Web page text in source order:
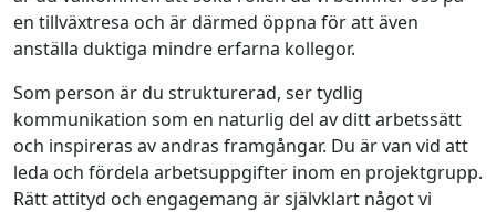
en tillväxtresa och är därmed öppna för att även
anställa duktiga mindre erfarna kollegor.
Som person är du strukturerad, ser tydlig
kommunikation som en naturlig del av ditt arbetssätt
och inspireras av andras framgångar. Du är van vid att
leda och fördela arbetsuppgifter inom en projektgrupp.
Rätt attityd och engagemang är självklart något vi